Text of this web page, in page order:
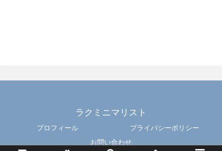
ラクミニマリスト
プロフィール
プライバシーポリシー
お問い合わせ